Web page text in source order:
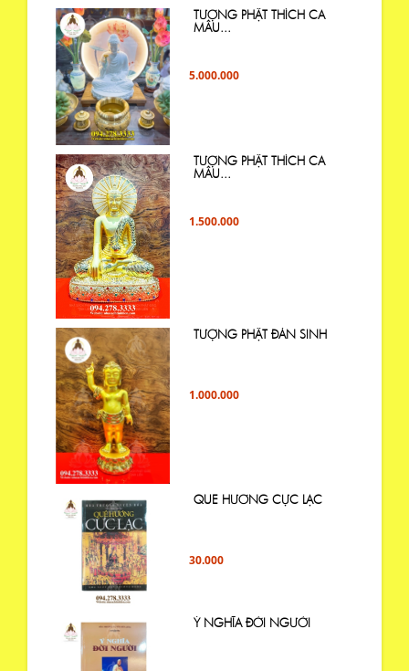
TƯỢNG PHẬT THÍCH CA
MÂU...
5.000.000
TƯỢNG PHẬT THÍCH CA
MÂU...
1.500.000
TƯỢNG PHẬT ĐẢN SINH
1.000.000
QUE HƯƠNG CỰC LẠC
30.000
Ý NGHĨA ĐỜI NGƯỜI